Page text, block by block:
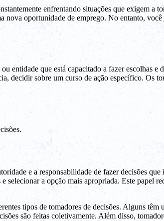
enfrentando situações que exigem a
oportunidade de emprego. No entanto,
que está capacitado a fazer escolhas e
decidir sobre um curso de ação específico. Os
e a responsabilidade de fazer decisões
selecionar a opção mais apropriada. Este papel
tipos de tomadores de decisões. Alguns
são feitas coletivamente. Além disso,